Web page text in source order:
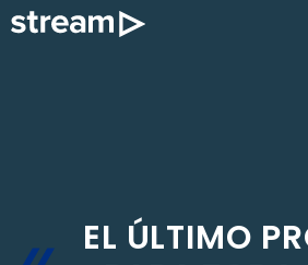
Saltar
EL ÚLTIMO